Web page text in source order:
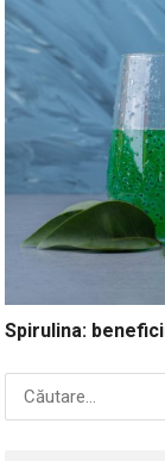
Spirulina:
Caută
după: